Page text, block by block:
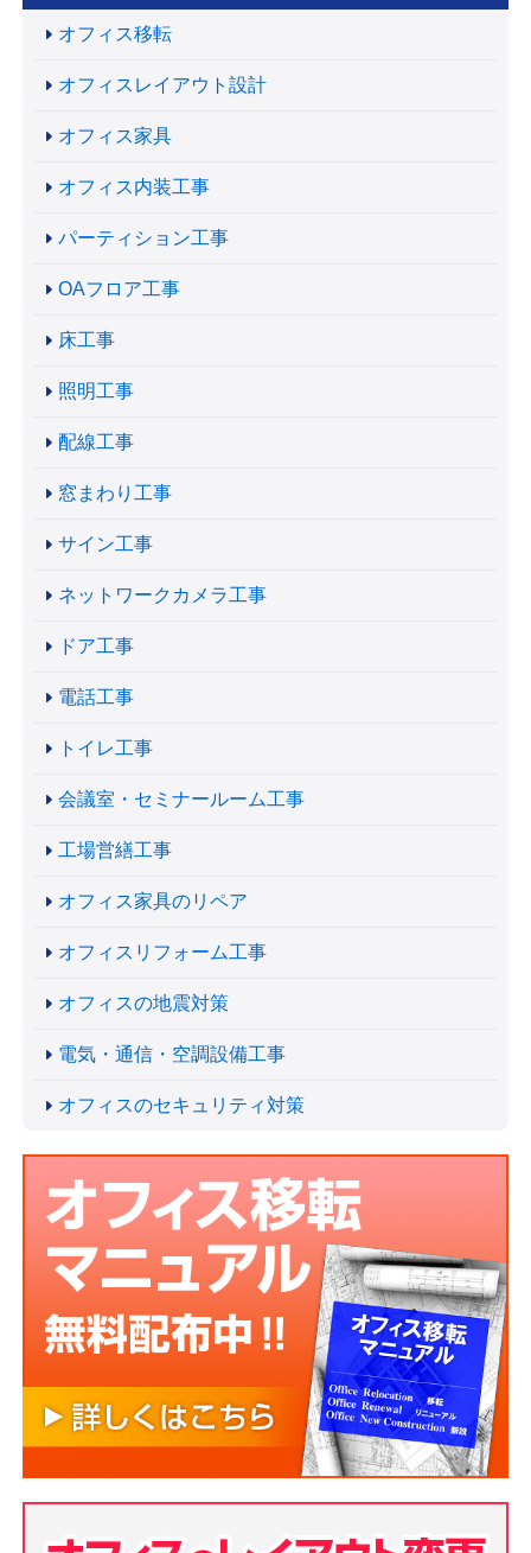
オフィス移転
オフィスレイアウト設計
オフィス家具
オフィス内装工事
パーティション工事
OAフロア工事
床工事
照明工事
配線工事
窓まわり工事
サイン工事
ネットワークカメラ工事
ドア工事
電話工事
トイレ工事
会議室・セミナールーム工事
工場営繕工事
オフィス家具のリペア
オフィスリフォーム工事
オフィスの地震対策
電気・通信・空調設備工事
オフィスのセキュリティ対策